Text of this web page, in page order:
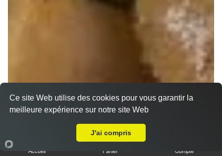
Accueil Panier Compte
Ce site Web utilise des cookies pour vous garantir la
meilleure expérience sur notre site Web
J'ai compris